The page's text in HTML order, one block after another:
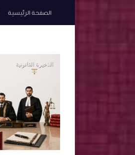
الصفحة الرئيسية